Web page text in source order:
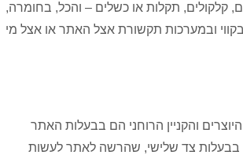
קלקולים, תקלות או כשלים – והכל, בחומרה,
ובמערכות תקשורת אצל האתר או אצל מי
היוצרים והקניין הרוחני הם בבעלות האתר
בבעלות צד שלישי, שהרשה לאתר לעשות